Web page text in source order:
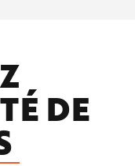
DE